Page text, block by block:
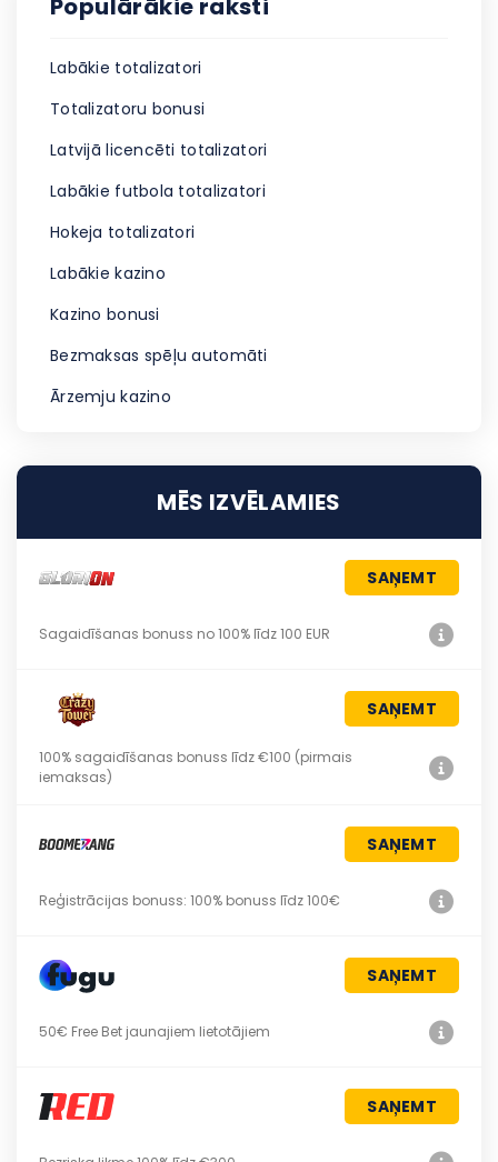
Populārākie raksti
Labākie totalizatori
Totalizatoru bonusi
Latvijā licencēti totalizatori
Labākie futbola totalizatori
Hokeja totalizatori
Labākie kazino
Kazino bonusi
Bezmaksas spēļu automāti
Ārzemju kazino
MĒS IZVĒLAMIES
SAŅEMT
Sagaidīšanas bonuss no 100% līdz 100 EUR
SAŅEMT
100% sagaidīšanas bonuss līdz €100 (pirmais
iemaksas)
SAŅEMT
Reģistrācijas bonuss: 100% bonuss līdz 100€
SAŅEMT
50€ Free Bet jaunajiem lietotājiem
SAŅEMT